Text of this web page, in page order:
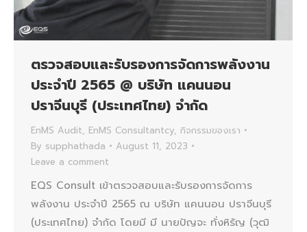
ตรวจสอบและรับรองการจัดการพลังงาน
ประจำปี 2565 @ บริษัท แคนนอน
ปราจีนบุรี (ประเทศไทย) จำกัด
EnMS Audit, EnMS Consultantcy, กิจกรรมของเรา
By supphathada
August 11, 2023
Leave a comment
EQS Consult เข้าตรวจสอบและรับรองการจัดการ
พลังงาน ประจำปี 2565 ณ บริษัท แคนนอน ปราจีนบุรี
(ประเทศไทย) จำกัด โดยมี มี นายปัญจะ ทั่งหิรัญ (วุฒิ